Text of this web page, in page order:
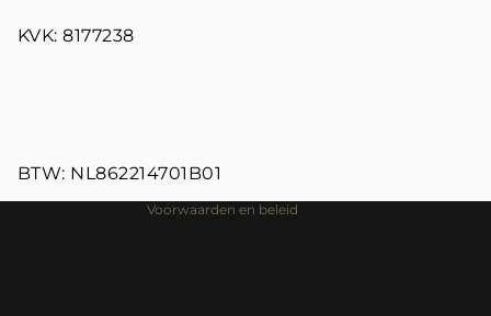
KVK: 8177238
BTW: NL862214701B01
Voorwaarden en beleid
Wettelijke kennisgeving